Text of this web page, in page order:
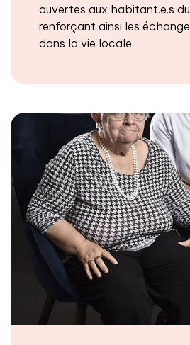
ouvertes aux habitant.e.s
renforçant ainsi les
dans la vie locale.